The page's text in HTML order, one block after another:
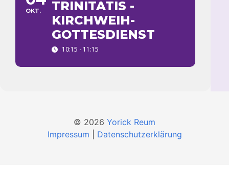
OKT.
TRINITATIS -
KIRCHWEIH-
GOTTESDIENST
10:15 - 11:15
© 2026 Yorick Reum
Impressum
Datenschutzerklärung